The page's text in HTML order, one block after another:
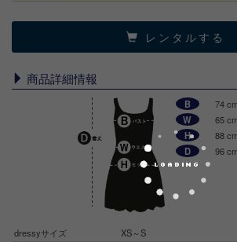
レンタルする
商品詳細情報
B
74
W
65
H
88
D
96
dressyサイズ XS～S